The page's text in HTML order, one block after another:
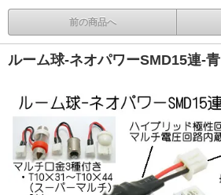
前の商品へ
ルーム球-ネオパワーSMD15連-青